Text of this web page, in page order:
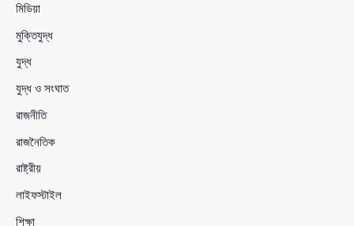
মিডিয়া
মুক্তিযুদ্ধ
যুদ্ধ
যুদ্ধ ও সংঘাত
রাজনীতি
রাজনৈতিক
রাষ্ট্রীয়
লাইফস্টাইল
শিক্ষা